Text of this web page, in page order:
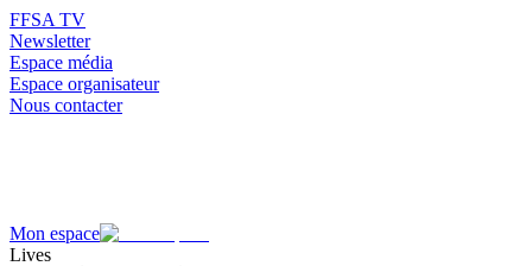
FFSA TV
Newsletter
Espace média
Espace organisateur
Nous contacter
Mon espace
Lives